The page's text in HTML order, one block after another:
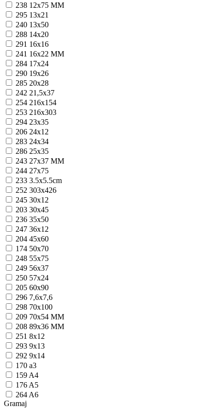
238 12x75 MM
295 13x21
240 13x50
288 14x20
291 16x16
241 16x22 MM
284 17x24
290 19x26
285 20x28
242 21,5x37
254 216x154
253 216x303
294 23x35
206 24x12
283 24x34
286 25x35
243 27x37 MM
244 27x75
233 3.5x5.5cm
252 303x426
245 30x12
203 30x45
236 35x50
247 36x12
204 45x60
174 50x70
248 55x75
249 56x37
250 57x24
205 60x90
296 7,6x7,6
298 70x100
209 70x54 MM
208 89x36 MM
251 8x12
293 9x13
292 9x14
170 a3
159 A4
176 A5
264 A6
Gramaj